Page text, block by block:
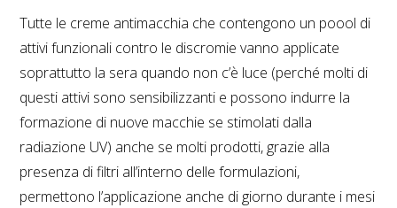
Tutte le creme antimacchia che contengono un poool di
attivi funzionali contro le discromie vanno applicate
soprattutto la sera quando non c’è luce (perché molti di
questi attivi sono sensibilizzanti e possono indurre la
formazione di nuove macchie se stimolati dalla
radiazione UV) anche se molti prodotti, grazie alla
presenza di filtri all’interno delle formulazioni,
permettono l’applicazione anche di giorno durante i mesi